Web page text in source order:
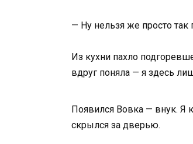
— Ну нельзя же просто
Из кухни пахло
вдруг поняла — я здесь
Появился Вовка — внук. Я
скрылся за дверью.